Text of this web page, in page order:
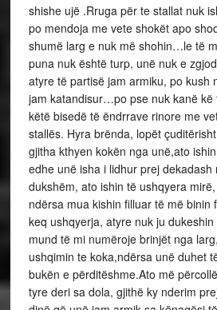
shishe ujë .Rruga për te stallat nuk
po mendoja me vete shokët apo
shumë larg e nuk më shohin…le të
puna nuk është turp, unë nuk e
atyre të partisë jam armiku, po kush
jam katandisur…po pse nuk kanë
këtë bisedë të ëndrrave rinore me
stallës. Hyra brënda, lopët
gjitha kthyen kokën nga unë,ato
edhe unë isha i lidhur prej dekadash
dukshëm, ato ishin të ushqyera
ndërsa mua kishin filluar të më binin
keq ushqyerja, atyre nuk ju
mund të mi numëroje brinjët nga
ushqimin te koka,ndërsa unë duhet
bukën e përditëshme.Ato më
tyre deri sa dola, gjithë ky nderim